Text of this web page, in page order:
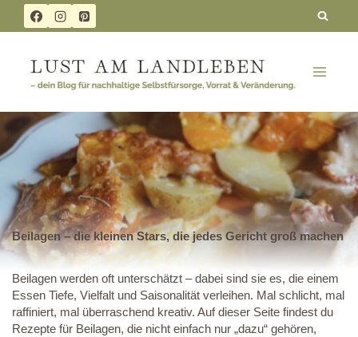
Inhalt
Beilagen – die kleinen Stars, die jedes Gericht groß machen
Beilagen werden oft unterschätzt – dabei sind sie es, die einem
Essen Tiefe, Vielfalt und Saisonalität verleihen. Mal schlicht, mal
raffiniert, mal überraschend kreativ. Auf dieser Seite findest du
Rezepte für Beilagen, die nicht einfach nur „dazu“ gehören,